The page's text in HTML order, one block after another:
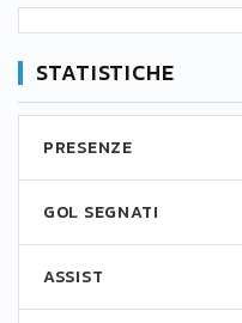
STATISTICHE
PRESENZE
GOL SEGNATI
ASSIST